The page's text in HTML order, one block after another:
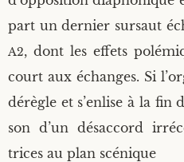
part un der­nier sur­saut
A2, dont les effets
court aux échanges. Si
dérègle et s’enlise à la fin
son d’un désac­cord
trices au plan scénique